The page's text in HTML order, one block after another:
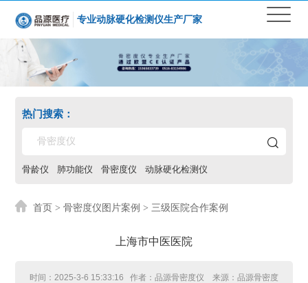
专业动脉硬化检测仪生产厂家
热门搜索：
骨龄仪 肺功能仪 骨密度仪 动脉硬化检测仪
首页 >骨密度仪图片案例 > 三级医院合作案例
上海市中医医院
时间： 2025-3-6 15:33:16 作者：品源骨密度仪 来源：品源骨密度